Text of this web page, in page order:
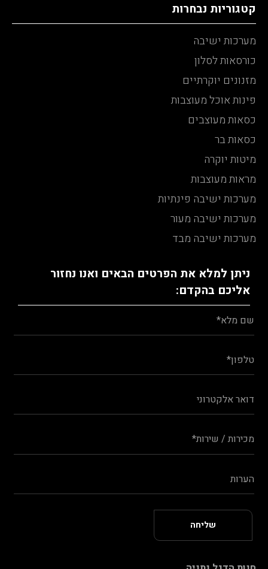
קטגוריות נבחרות
מערכות ישיבה
כורסאות לסלון
מזנונים יוקרתיים
פינות אוכל מעוצבות
כסאות מעוצבים
כסאות בר
מיטות יוקרה
מראות מעוצבות
מערכות ישיבה פינתיות
מערכות ישיבה מעור
מערכות ישיבה מבד
ניתן למלא את הפרטים הבאים ואנו נחזור
אליכם בהקדם: